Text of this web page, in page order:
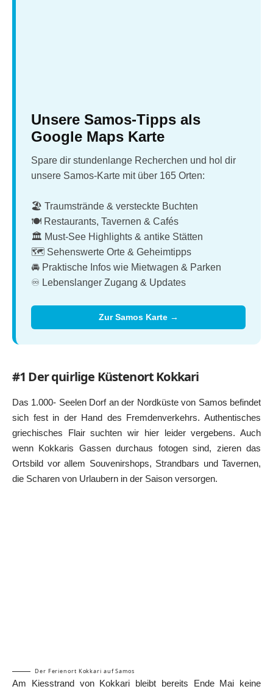
Unsere Samos-Tipps als
Google Maps Karte
Spare dir stundenlange Recherchen und hol dir
unsere Samos-Karte mit über 165 Orten:
🏖️ Traumstrände & versteckte Buchten
🍽️ Restaurants, Tavernen & Cafés
🏛️ Must-See Highlights & antike Stätten
🗺️ Sehenswerte Orte & Geheimtipps
🚘 Praktische Infos wie Mietwagen & Parken
♾️ Lebenslanger Zugang & Updates
Zur Samos Karte →
#1 Der quirlige Küstenort Kokkari
Das 1.000- Seelen Dorf an der Nordküste von Samos befindet
sich fest in der Hand des Fremdenverkehrs. Authentisches
griechisches Flair suchten wir hier leider vergebens. Auch
wenn Kokkaris Gassen durchaus fotogen sind, zieren das
Ortsbild vor allem Souvenirshops, Strandbars und Tavernen,
die Scharen von Urlaubern in der Saison versorgen.
Der Ferienort Kokkari auf Samos
Am Kiesstrand von Kokkari bleibt bereits Ende Mai keine